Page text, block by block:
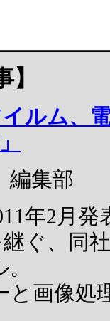
ム、電
集部
年2月
継ぐ、
と画像処